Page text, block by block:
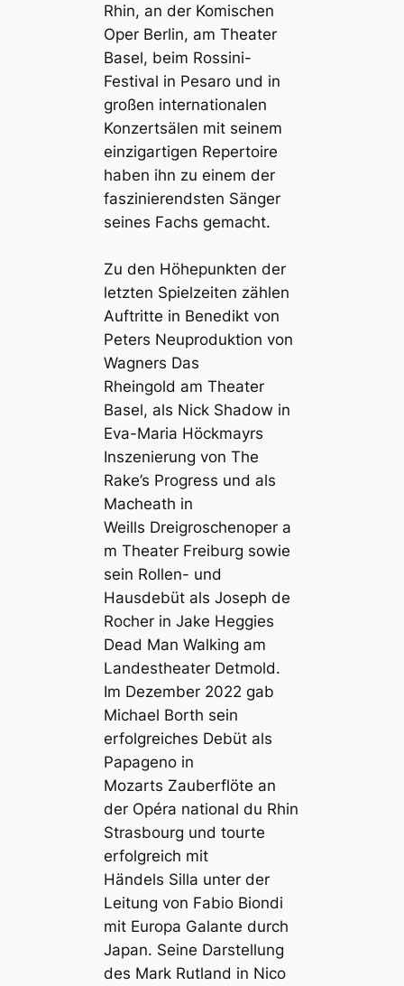
Rhin, an der Komischen
Oper Berlin, am Theater
Basel, beim Rossini-
Festival in Pesaro und in
großen internationalen
Konzertsälen mit seinem
einzigartigen Repertoire
haben ihn zu einem der
faszinierendsten Sänger
seines Fachs gemacht.
Zu den Höhepunkten der
letzten Spielzeiten zählen
Auftritte in Benedikt von
Peters Neuproduktion von
Wagners Das
Rheingold am Theater
Basel, als Nick Shadow in
Eva-Maria Höckmayrs
Inszenierung vonThe
Rake’s Progress und als
Macheath in
Weills Dreigroschenoper a
m Theater Freiburg sowie
sein Rollen- und
Hausdebüt als Joseph de
Rocher inJake Heggies
Dead Man Walking am
Landestheater Detmold.
Im Dezember 2022 gab
Michael Borth sein
erfolgreiches Debüt als
Papageno in
Mozarts Zauberflöte an
der Opéra national du Rhin
Strasbourg und tourte
erfolgreich mit
Händels Silla unter der
Leitung von Fabio Biondi
mit Europa Galante durch
Japan. Seine Darstellung
des Mark Rutland in Nico